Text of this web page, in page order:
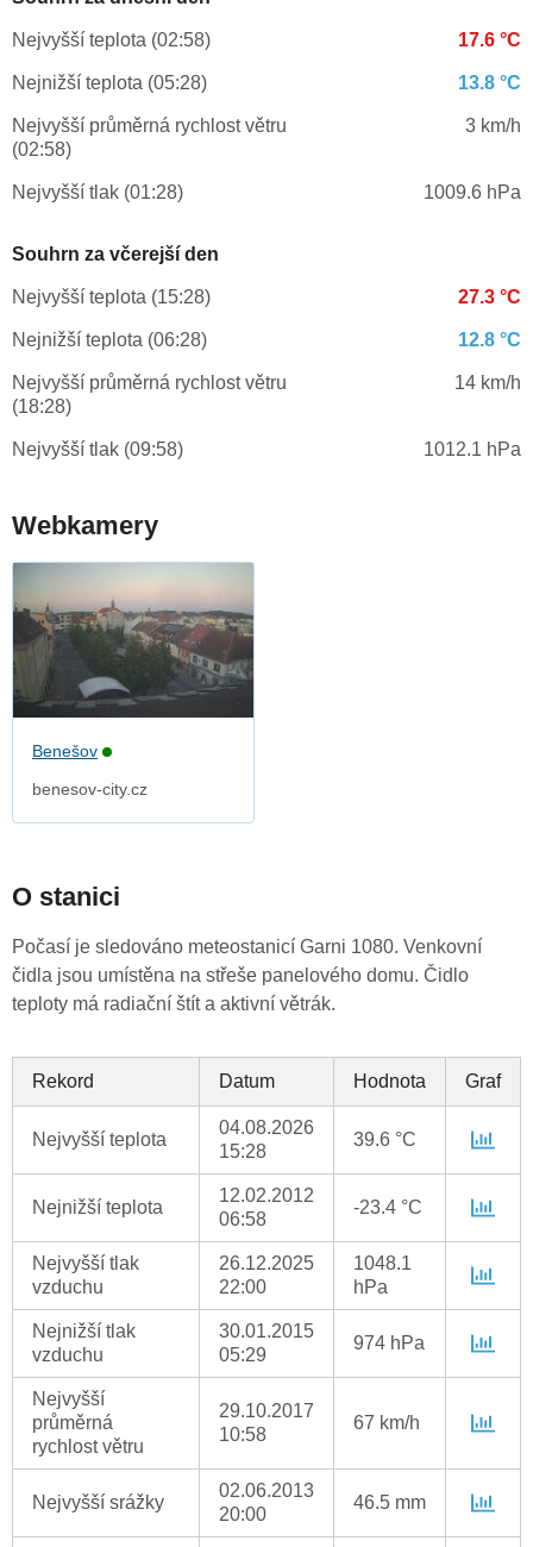
Nejvyšší teplota (02:58) 17.6 °C
Nejnižší teplota (05:28) 13.8 °C
Nejvyšší průměrná rychlost větru
(02:58)
3 km/h
Nejvyšší tlak (01:28) 1009.6 hPa
Souhrn za včerejší den
Nejvyšší teplota (15:28) 27.3 °C
Nejnižší teplota (06:28) 12.8 °C
Nejvyšší průměrná rychlost větru
(18:28)
14 km/h
Nejvyšší tlak (09:58) 1012.1 hPa
Webkamery
Benešov
benesov-city.cz
O stanici
Počasí je sledováno meteostanicí Garni 1080. Venkovní
čidla jsou umístěna na střeše panelového domu. Čidlo
teploty má radiační štít a aktivní větrák.
Rekord Datum Hodnota Graf
Nejvyšší teplota
04.08.2026
15:28
39.6 °C
Nejnižší teplota
12.02.2012
06:58
-23.4 °C
Nejvyšší tlak
vzduchu
26.12.2025
22:00
1048.1
hPa
Nejnižší tlak
vzduchu
30.01.2015
05:29
974 hPa
Nejvyšší
průměrná
rychlost větru
29.10.2017
10:58
67 km/h
Nejvyšší srážky
02.06.2013
20:00
46.5 mm